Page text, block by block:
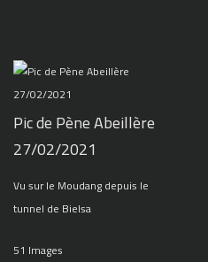
Pic de Pène Abeillère
27/02/2021
Vu sur le Moudang depuis le
tunnel de Bielsa
51 Images